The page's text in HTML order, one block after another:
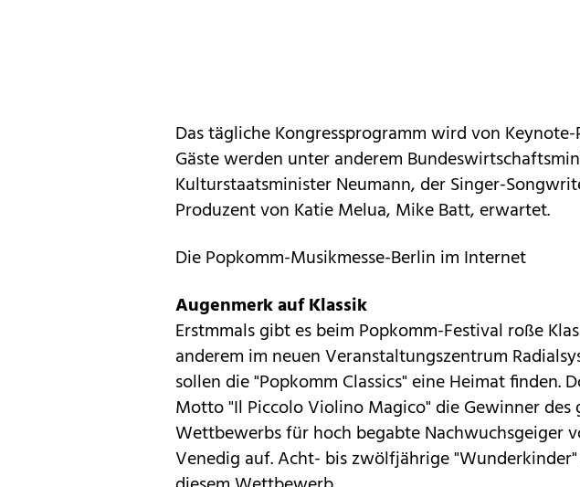
Das tägliche Kongressprogramm wird von
Gäste werden unter anderem
Kulturstaatsminister Neumann, der Singer-
Produzent von Katie Melua, Mike Batt, erwartet.
Die Popkomm-Musikmesse-Berlin im Internet
Augenmerk auf Klassik
Erstmmals gibt es beim Popkomm-Festival roße
anderem im neuen Veranstaltungszentrum
sollen die "Popkomm Classics" eine Heimat finden.
Motto "Il Piccolo Violino Magico" die Gewinner des
Wettbewerbs für hoch begabte Nachwuchsgeiger
Venedig auf. Acht- bis zwölfjährige "Wunderkinder"